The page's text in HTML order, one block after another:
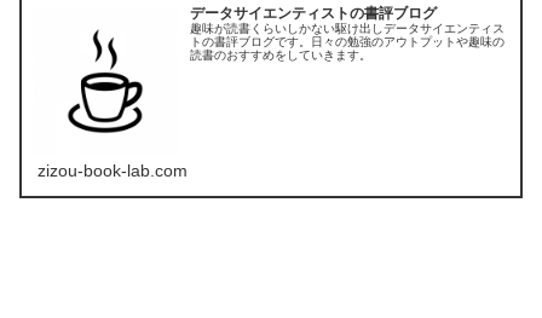
データサイエンティストの書評ブログ
趣味が読書くらいしかない駆け出しデータサイエンティス
トの書評ブログです。日々の勉強のアウトプットや趣味の
読書のおすすめをしていきます。
zizou-book-lab.com